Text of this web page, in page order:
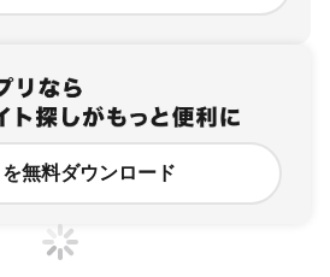
無料ダウンロード